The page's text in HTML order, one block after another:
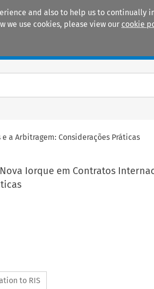
and also to help us to continually
we use cookies, please view our cookie
a Arbitragem: Considerações Práticas
Iorque em Contratos
to RIS